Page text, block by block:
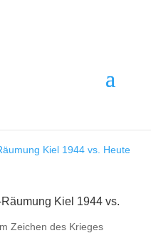
Krieges
Kiel 1944 vs.
Zeichen des Krieges